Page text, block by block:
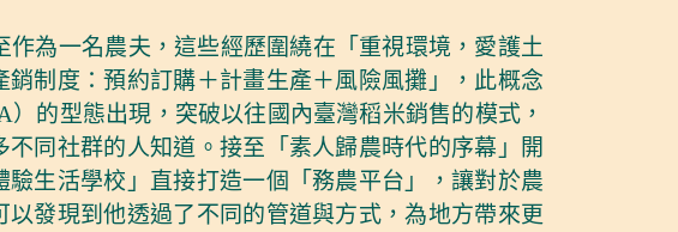
為一名農夫，這些經歷圍繞在「重視環境，愛護土
制度：預約訂購＋計畫生產＋風險風攤」，此概念
）的型態出現，突破以往國內臺灣稻米銷售的模式，
同社群的人知道。接至「素人歸農時代的序幕」開
生活學校」直接打造一個「務農平台」，讓對於農
發現到他透過了不同的管道與方式，為地方帶來更